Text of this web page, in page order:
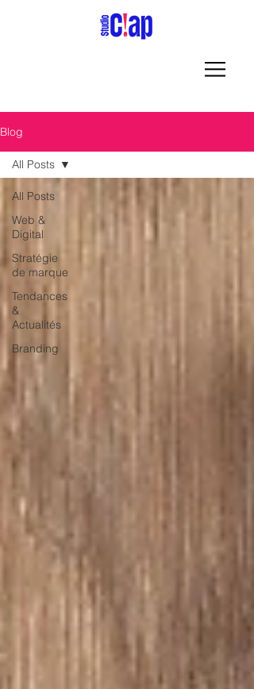
Blog
All Posts
Web &
Digital
Stratégie
de marque
Tendances
&
Actualités
Branding
All Posts